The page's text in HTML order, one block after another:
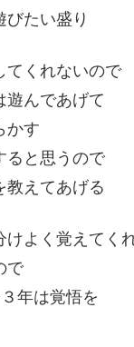
たい盛り
てくれないので
遊んであげて
かす
ると思うので
教えてあげる
よく覚えてく
で
年は覚悟を